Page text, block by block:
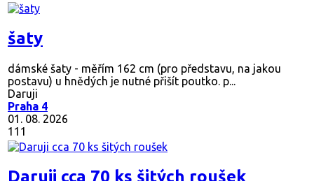
šaty
dámské šaty - měřím 162 cm (pro představu, na jakou
postavu) u hnědých je nutné přišít poutko. p...
Daruji
Praha 4
01. 08. 2026
111
Daruji cca 70 ks šitých roušek